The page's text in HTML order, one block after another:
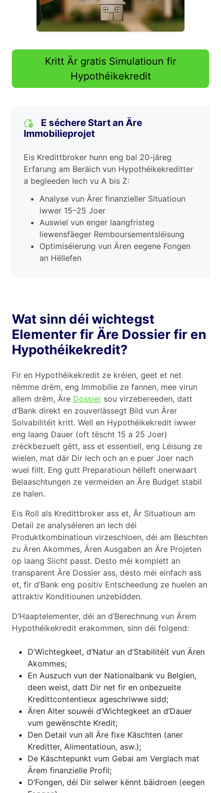
Kritt Är gratis Simulatioun fir
Hypothéikekredit
E séchere Start an Äre
Immobilieprojet
Eis Kredittbroker hunn eng bal 20-järeg
Erfarung am Beräich vun Hypothéikekreditter
a begleeden Iech vu A bis Z:
Analyse vun Ärer finanzieller Situatioun
iwwer 15–25 Joer
Auswiel vun enger laangfristeg
liewensfäeger Remboursementsléisung
Optimiséierung vun Ären eegene Fongen
an Hëllefen
Wat sinn déi wichtegst
Elementer fir Äre Dossier fir en
Hypothéikekredit?
Fir en Hypothéikekredit ze kréien, geet et net
nëmme drëm, eng Immobilie ze fannen, mee virun
allem drëm, Äre Dossier sou virzebereeden, datt
d’Bank direkt en zouverlässegt Bild vun Ärer
Solvabilitéit kritt. Well en Hypothéikekredit iwwer
eng laang Dauer (oft tëscht 15 a 25 Joer)
zréckbezuelt gëtt, ass et essentiell, eng Léisung ze
wielen, mat där Dir Iech och an e puer Joer nach
wuel fillt. Eng gutt Preparatioun hëlleft onerwaart
Belaaschtungen ze vermeiden an Äre Budget stabil
ze halen.
Eis Roll als Kredittbroker ass et, Är Situatioun am
Detail ze analyséieren an Iech déi
Produktkombinatioun virzeschloen, déi am Beschten
zu Ären Akommes, Ären Ausgaben an Äre Projeten
op laang Siicht passt. Desto méi komplett an
transparent Äre Dossier ass, desto méi einfach ass
et, fir d’Bank eng positiv Entscheedung ze huelen an
attraktiv Konditiounen unzebidden.
D’Haaptelementer, déi an d’Berechnung vun Ärem
Hypothéikekredit erakommen, sinn déi folgend:
D’Wichtegkeet, d’Natur an d’Stabilitéit vun Ären
Akommes;
En Auszuch vun der Nationalbank vu Belgien,
deen weist, datt Dir net fir en onbezuelte
Kredittcontentieux ageschriwwe sidd;
Ären Alter souwéi d’Wichtegkeet an d’Dauer
vum gewënschte Kredit;
Den Detail vun all Äre fixe Käschten (aner
Kreditter, Alimentatioun, asw.);
De Käschtepunkt vum Gebai am Verglach mat
Ärem finanzielle Profil;
D’Fongen, déi Dir selwer kënnt bäidroen (eegen